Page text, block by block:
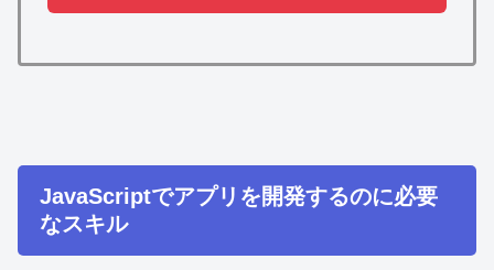
JavaScriptでアプリを開発するのに必要
なスキル